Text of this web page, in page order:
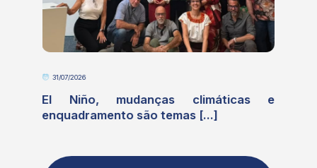
31/07/2026
El Niño, mudanças climáticas e
enquadramento são temas [...]